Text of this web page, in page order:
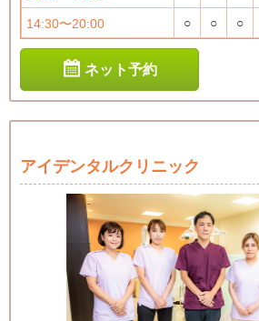
14:30〜20:00 ○ ○ ○
ネット予約
アイデンタルクリニック